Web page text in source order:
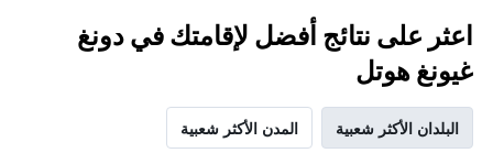
اعثر على نتائج أفضل لإقامتك في دونغ
غيونغ هوتل
البلدان الأكثر شعبية المدن الأكثر شعبية